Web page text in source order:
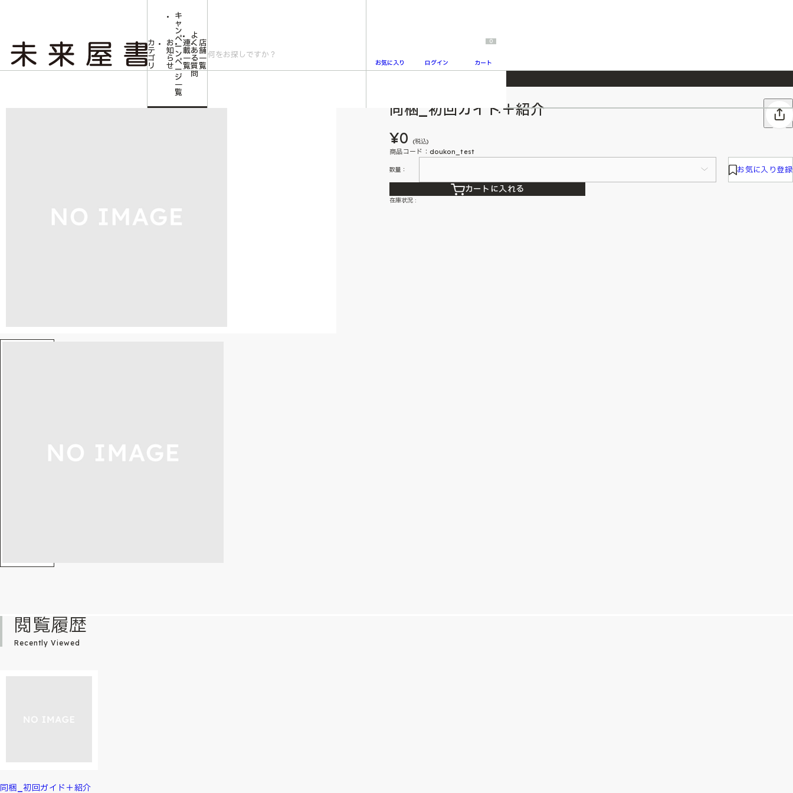
2026/7/23 『ONE PIECE magazine 021 ONE PIECEカード付き同梱版』発売延期のご案内
カ
テ
ゴ
リ
お
知
ら
せ
キ
ャ
ン
ペ
ー
ン
ペ
ー
ジ
一
覧
連
載
一
覧
よ
く
あ
る
質
問
店
舗
一
覧
お気に入り ログイン
0
カート
同梱_初回ガイド＋紹介
¥0 (税込)
商品コード：doukon_test
数量： お気に入り登録
カートに入れる
在庫状況 :
閲覧履歴
Recently Viewed
同梱_初回ガイド＋紹介